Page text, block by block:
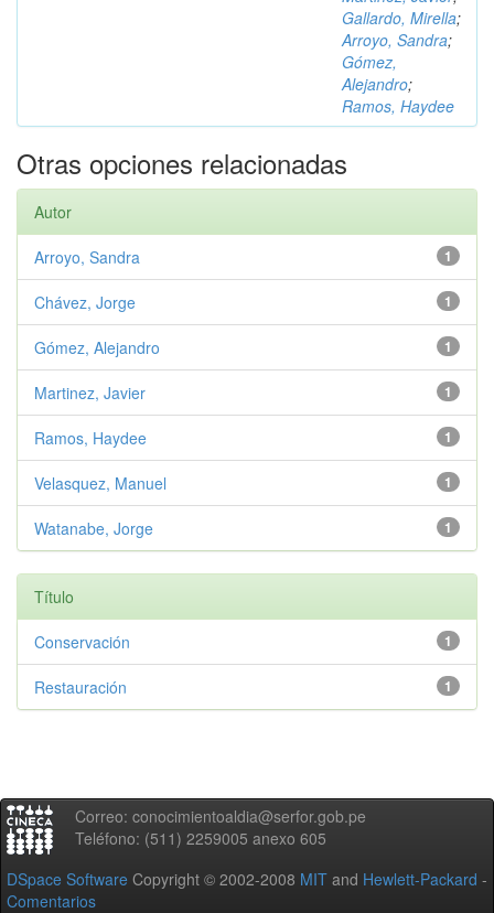
Gallardo, Mirella;
Arroyo, Sandra;
Gómez,
Alejandro;
Ramos, Haydee
Otras opciones relacionadas
Autor
1
Arroyo, Sandra
1
Chávez, Jorge
1
Gómez, Alejandro
1
Martinez, Javier
1
Ramos, Haydee
1
Velasquez, Manuel
1
Watanabe, Jorge
Título
1
Conservación
1
Restauración
Correo: conocimientoaldia@serfor.gob.pe
Teléfono: (511) 2259005 anexo 605
DSpace Software Copyright © 2002-2008 MIT and Hewlett-Packard -
Comentarios